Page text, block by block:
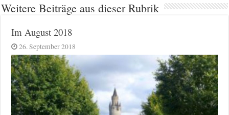
Weitere Beiträge aus dieser Rubrik
Im August 2018
26. September 2018